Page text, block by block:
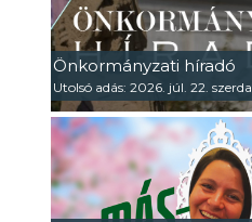
Önkormányzati híradó
Utolsó adás: 2026. júl. 22. szerda